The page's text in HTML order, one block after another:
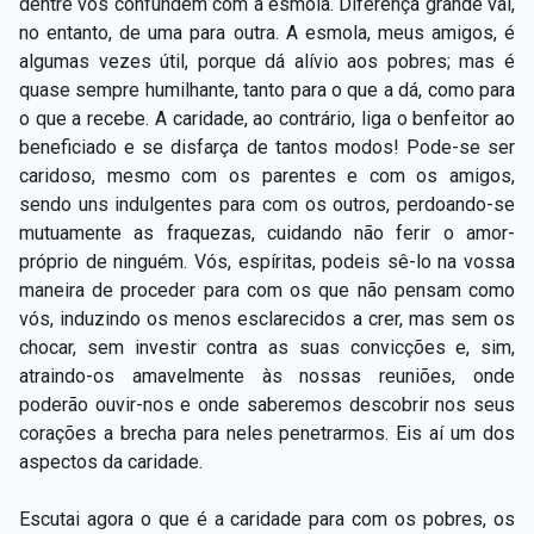
no entanto, de uma para outra. A esmola, meus amigos, é
algumas vezes útil, porque dá alívio aos pobres; mas é
quase sempre humilhante, tanto para o que a dá, como para
o que a recebe. A caridade, ao contrário, liga o benfeitor ao
beneficiado e se disfarça de tantos modos! Pode-se ser
caridoso, mesmo com os parentes e com os amigos,
sendo uns indulgentes para com os outros, perdoando-se
mutuamente as fraquezas, cuidando não ferir o amor-
próprio de ninguém. Vós, espíritas, podeis sê-lo na vossa
maneira de proceder para com os que não pensam como
vós, induzindo os menos esclarecidos a crer, mas sem os
chocar, sem investir contra as suas convicções e, sim,
atraindo-os amavelmente às nossas reuniões, onde
poderão ouvir-nos e onde saberemos descobrir nos seus
corações a brecha para neles penetrarmos. Eis aí um dos
aspectos da caridade.
Escutai agora o que é a caridade para com os pobres, os